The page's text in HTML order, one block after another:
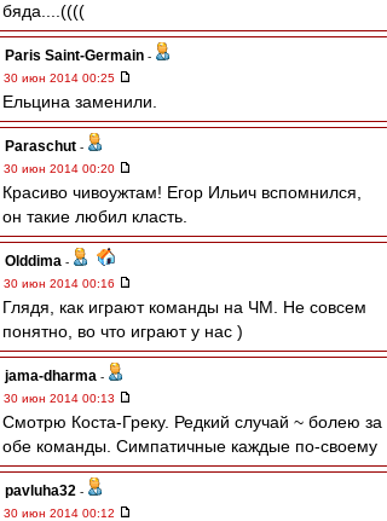
бяда....((((
Paris Saint-Germain -
30 июн 2014 00:25
Ельцина заменили.
Paraschut -
30 июн 2014 00:20
Красиво чивоужтам! Егор Ильич вспомнился,
он такие любил класть.
Olddima -
30 июн 2014 00:16
Глядя, как играют команды на ЧМ. Не совсем
понятно, во что играют у нас )
jama-dharma -
30 июн 2014 00:13
Смотрю Коста-Греку. Редкий случай ~ болею за
обе команды. Симпатичные каждые по-своему
pavluha32 -
30 июн 2014 00:12